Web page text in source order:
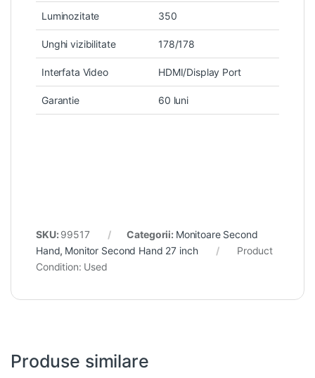
Luminozitate 350
Unghi vizibilitate 178/178
Interfata Video HDMI/Display Port
Garantie 60 luni
SKU: 99517 Categorii: Monitoare Second
Hand, Monitor Second Hand 27 inch
Product
Condition: Used
Produse similare